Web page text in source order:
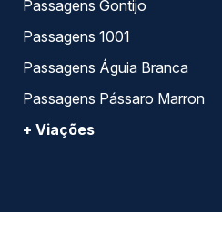
Passagens Gontijo
Passagens 1001
Passagens Águia Branca
Passagens Pássaro Marron
+ Viações